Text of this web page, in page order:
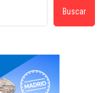
Buscar